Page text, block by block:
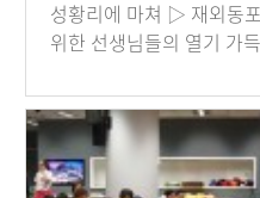
성황리에 마쳐 ▷ 재외동
위한 선생님들의 열기 가